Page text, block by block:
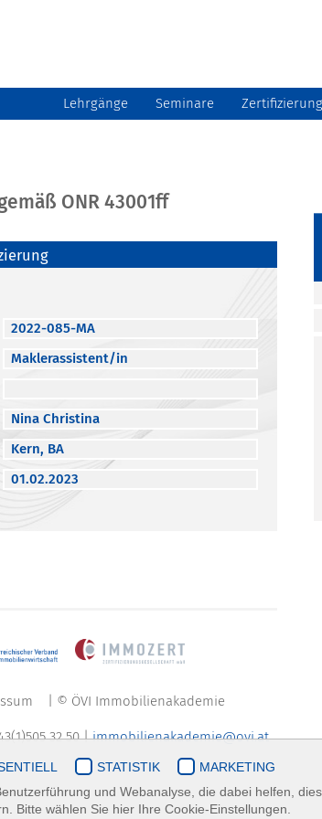
Lehrgänge Seminare Zertifizierung
ONR 43001ff
2022-085-MA
Maklerassistent/in
Nina Christina
Kern, BA
01.02.2023
| © ÖVI Immobilienakademie
32 50 |immobilienakademie@ovi.at
STATISTIK
MARKETING
und Webanalyse, die dabei helfen,
Bitte wählen Sie hier Ihre Cookie-Einstellungen.